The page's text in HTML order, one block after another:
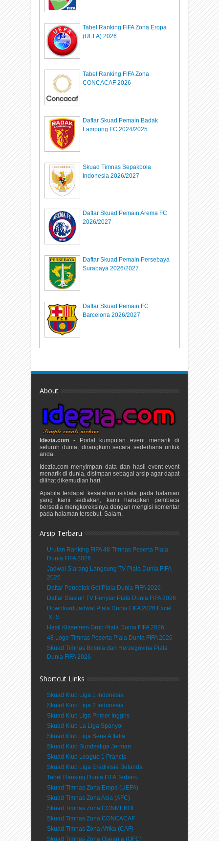
Tabel Ranking FIFA Zona Eropa
(UEFA) 2026
Tabel Ranking FIFA Zona
CONCACAF 2026
Daftar Skuad Pemain Badak
Lampung FC 2024/2025
Skuad Timnas Sepakbola
Indonesia 2026/2027
Daftar Skuad Pemain Arema FC
2026/2027
Daftar Skuad Pemain Persebaya
Surabaya 2026/2027
Daftar Skuad Pemain FC
Barcelona 2026/2027
About
Idezia.com - Portal kumpulan event menarik di
seluruh dunia, dirangkum secara sederhana untuk
anda.
Idezia.com menyimpan data dan hasil event-event
menarik di dunia, disimpan sebagai arsip agar dapat
dilihat dikemudian hari.
Apabila terdapat kesalahan isi/data pada halaman
yang kami sediakan, kami harapkan pembaca
bersedia mengkoreksinya dengan mengisi komentar
pada halaman tersebut. Salam.
Arsip Terbaru
Urutan Ranking FIFA 48 Timnas Peserta Piala
Dunia FIFA 2026
Jadwal Siarang Langsung TV Piala Dunia FIFA
2026
Daftar Pencetak Gol Piala Dunia FIFA 2026
Daftar Stasiun TV Penyiar Piala Dunia FIFA 2026
Download Jadwal Piala Dunia FIFA 2026 Excel
.XLS
Hasil Klasemen Grup Piala Dunia FIFA 2026
48 Logo Timnas Peserta Piala Dunia FIFA 2026
Skuad Timnas Bosnia dan Herzegovina Piala
Dunia FIFA 2026
Shortcut Links
Skuad Klub Liga 1 Indonesia
Skuad Klub Liga 2 Indonesia
Skuad Klub Liga Primer Inggris
Skuad Klub La Liga Spanyol
Skuad Klub Liga Serie A Italia
Skuad Klub Bundesliga Jerman
Skuad Klub League 1 Prancis
Skuad Klub Liga Eredivisie Belanda
Tabel Ranking Dunia FIFA Terbaru
Skuad Timnas Zona Eropa (UEFA)
Skuad Timnas Zona Asia (AFC)
Skuad Timnas Zona CONMEBOL
Skuad Timnas Zona CONCACAF
Skuad Timnas Zona Afrika (CAF)
Skuad Timnas Zona Oseania (OFC)